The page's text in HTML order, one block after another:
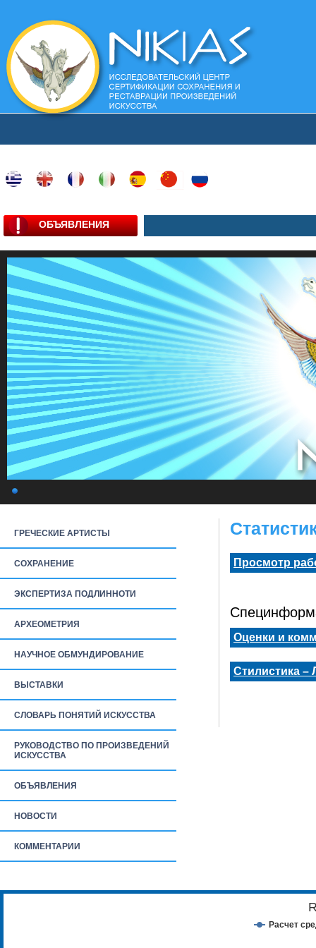
ОБЪЯВЛЕНИЯ
ГРЕЧЕСКИЕ АРТИСТЫ
СОХРАНЕНИЕ
ЭКСПЕРТИЗА ПОДЛИННОТИ
АРХЕОМЕТРИЯ
НАУЧНОЕ ОБМУНДИРОВАНИЕ
ВЫСТАВКИ
СЛОВАРЬ ПОНЯТИЙ ИСКУССТВА
РУКОВОДСТВО ПО ПРОИЗВЕДЕНИЙ
ИСКУССТВА
ОБЪЯВЛЕНИЯ
НОВОСТИ
КОММЕНТАРИИ
Просмотр
Оценки и
Стилистика –
Расчет